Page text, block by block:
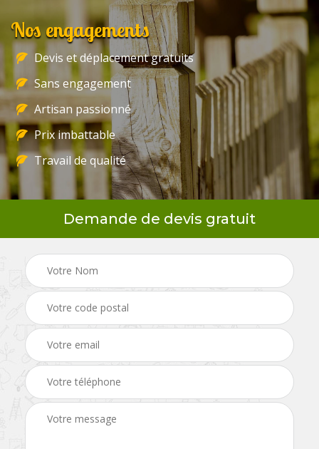
Nos engagements
Devis et déplacement gratuits
Sans engagement
Artisan passionné
Prix imbattable
Travail de qualité
Demande de devis gratuit